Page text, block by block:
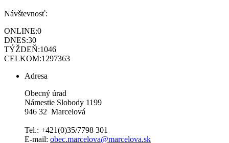
Návštevnosť:
ONLINE:0
DNES:30
TÝŽDEŇ:1046
CELKOM:1297363
Adresa
Obecný úrad
Námestie Slobody 1199
946 32 Marcelová
Tel.: +421(0)35/7798 301
E-mail: obec.marcelova@marcelova.sk